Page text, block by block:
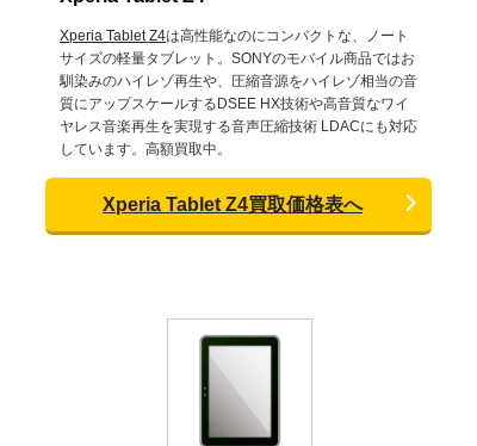
Xperia Tablet Z4は高性能なのにコンパクトな、ノート
サイズの軽量タブレット。SONYのモバイル商品ではお
馴染みのハイレゾ再生や、圧縮音源をハイレゾ相当の音
質にアップスケールするDSEE HX技術や高音質なワイ
ヤレス音楽再生を実現する音声圧縮技術 LDACにも対応
しています。高額買取中。
Xperia Tablet Z4買取価格表へ